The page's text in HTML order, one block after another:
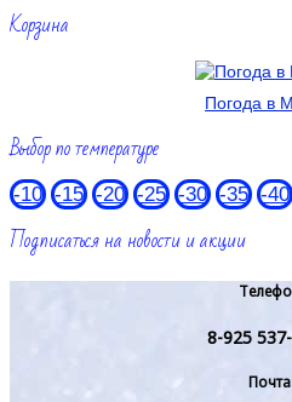
Корзина
Погода в
Выбор по температуре
-10 -15 -20 -25 -30 -35 -40
Подписаться на новости и акции
8-925